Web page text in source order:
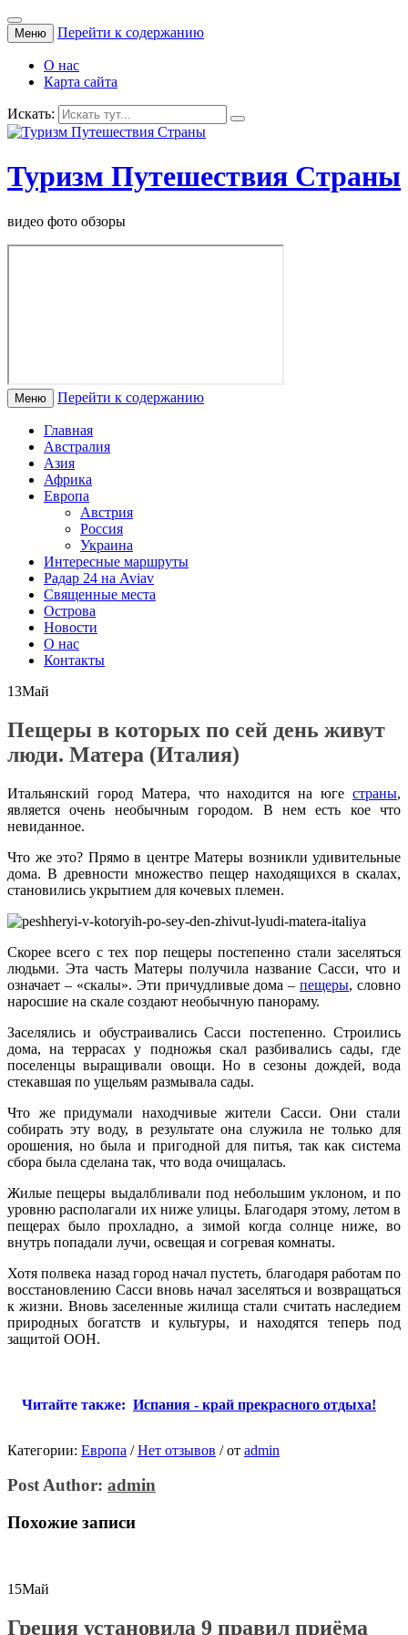
Меню Перейти к содержанию
О нас
Карта сайта
Искать:
Туризм Путешествия Страны
видео фото обзоры
Меню Перейти к содержанию
Главная
Австралия
Азия
Африка
Европа
Австрия
Россия
Украина
Интересные маршруты
Радар 24 на Aviav
Священные места
Острова
Новости
О нас
Контакты
13Май
Пещеры в которых по сей день живут
люди. Матера (Италия)
Итальянский город Матера, что находится на юге страны,
является очень необычным городом. В нем есть кое что
невиданное.
Что же это? Прямо в центре Матеры возникли удивительные
дома. В древности множество пещер находящихся в скалах,
становились укрытием для кочевых племен.
Скорее всего с тех пор пещеры постепенно стали заселяться
людьми. Эта часть Матеры получила название Сасси, что и
означает – «скалы». Эти причудливые дома –пещеры, словно
наросшие на скале создают необычную панораму.
Заселялись и обустраивались Сасси постепенно. Строились
дома, на террасах у подножья скал разбивались сады, где
поселенцы выращивали овощи. Но в сезоны дождей, вода
стекавшая по ущельям размывала сады.
Что же придумали находчивые жители Сасси. Они стали
собирать эту воду, в результате она служила не только для
орошения, но была и пригодной для питья, так как система
сбора была сделана так, что вода очищалась.
Жилые пещеры выдалбливали под небольшим уклоном, и по
уровню располагали их ниже улицы. Благодаря этому, летом в
пещерах было прохладно, а зимой когда солнце ниже, во
внутрь попадали лучи, освещая и согревая комнаты.
Хотя полвека назад город начал пустеть, благодаря работам по
восстановлению Сасси вновь начал заселяться и возвращаться
к жизни. Вновь заселенные жилища стали считать наследием
природных богатств и культуры, и находятся теперь под
защитой ООН.
Читайте также: Испания - край прекрасного отдыха!
Категории: Европа / Нет отзывов /от admin
Post Author: admin
Похожие записи
15Май
Греция установила 9 правил приёма